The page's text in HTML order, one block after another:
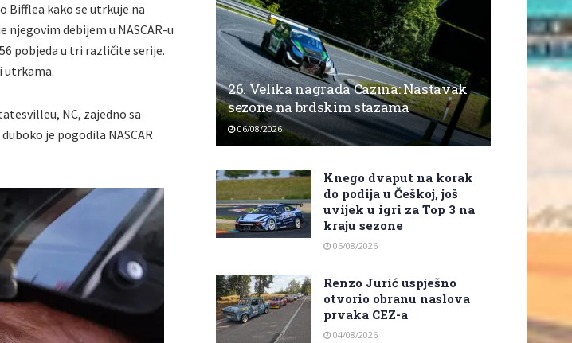
Bifflea kako se utrkuje na
debijem u NASCAR-u
pobjeda u tri različite serije.
utrkama.
NC, zajedno sa
je pogodila NASCAR
26. Velika nagrada Cazina: Nastavak
sezone na brdskim stazama
06/08/2026
Knego dvaput na korak
do podija u Češkoj, još
uvijek u igri za Top 3 na
kraju sezone
06/08/2026
Renzo Jurić uspješno
otvorio obranu naslova
prvaka CEZ-a
04/08/2026